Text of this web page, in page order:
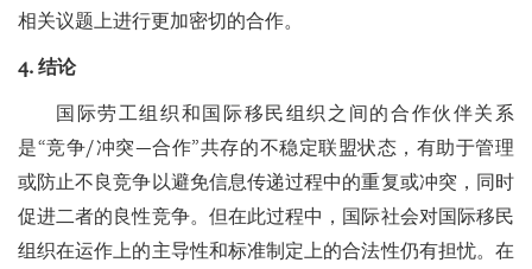
相关议题上进行更加密切的合作。
4. 结论
国际劳工组织和国际移民组织之间的合作伙伴关系
是“竞争/冲突—合作”共存的不稳定联盟状态，有助于管理
或防止不良竞争以避免信息传递过程中的重复或冲突，同时
促进二者的良性竞争。但在此过程中，国际社会对国际移民
组织在运作上的主导性和标准制定上的合法性仍有担忧。在